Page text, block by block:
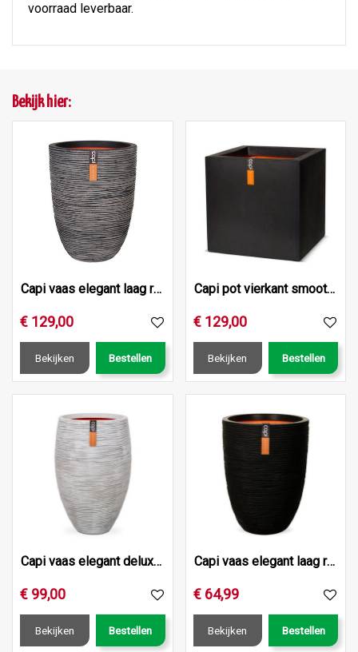
voorraad leverbaar.
Bekijk hier:
Capi vaas elegant laag rib nl 46x58 antraciet
€ 129,00
Bekijken Bestellen
Capi pot vierkant smooth nl 50x50x50 zwart
€ 129,00
Bekijken Bestellen
Capi vaas elegant deluxe rib nl 40x30 ivoor
€ 99,00
Bekijken Bestellen
Capi vaas elegant laag rib nl 36x47 zwart
€ 64,99
Bekijken Bestellen